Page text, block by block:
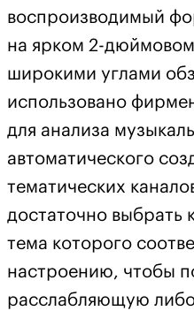
воспроизводимый
на ярком 2-
широкими углами
использовано
для анализа
автоматического
тематических
достаточно выбрать
тема которого
настроению, чтобы
расслабляющую